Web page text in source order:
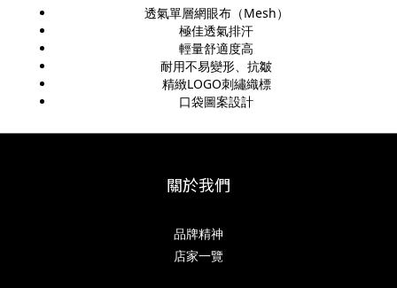
透氣單層網眼布（Mesh）
極佳透氣排汗
輕量舒適度高
耐用不易變形、抗皺
精緻LOGO刺繡織標
口袋圖案設計
關於我們
品牌精神
店家一覽